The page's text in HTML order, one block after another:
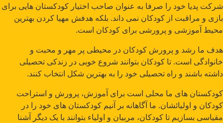
شرکت پدیا خود را صرفا به عنوان صاحب اختیار کودکستان هایی برای
بازی و مراقبت از کودکان نمی داند. بلکه هدفش مهیا کردن بهترین
محیط آموزشی و پرورشی برای کودکان است.
هدف ما رشد و پرورش کودکان در محیطی پر مهر و محبت و
خانوادگی است. تا کودکان بتوانند شروع خوبی در زندکی تحصیلی
داشته باشند و راه تحصیلی خود را به بهترین شکل انتخاب کنند.
کودکستان های ما محلی است برای آموزش، پرورش و استراحت
کودکان و اولیائشان. ما آگاهانه بر آنیم کودکستان های خود را در
مقیاسی بسازیم تا کودکان، مربیان و اولیاء بتوانند با یک دیگر آشنا